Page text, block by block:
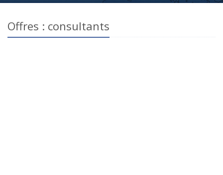
Publier une offre d'emploi gratuitement
Déposez une offre d'emploi gratuitement et sans inscription -
Attirez les candidats qualifiés pour vos offres.
Offres : consultants